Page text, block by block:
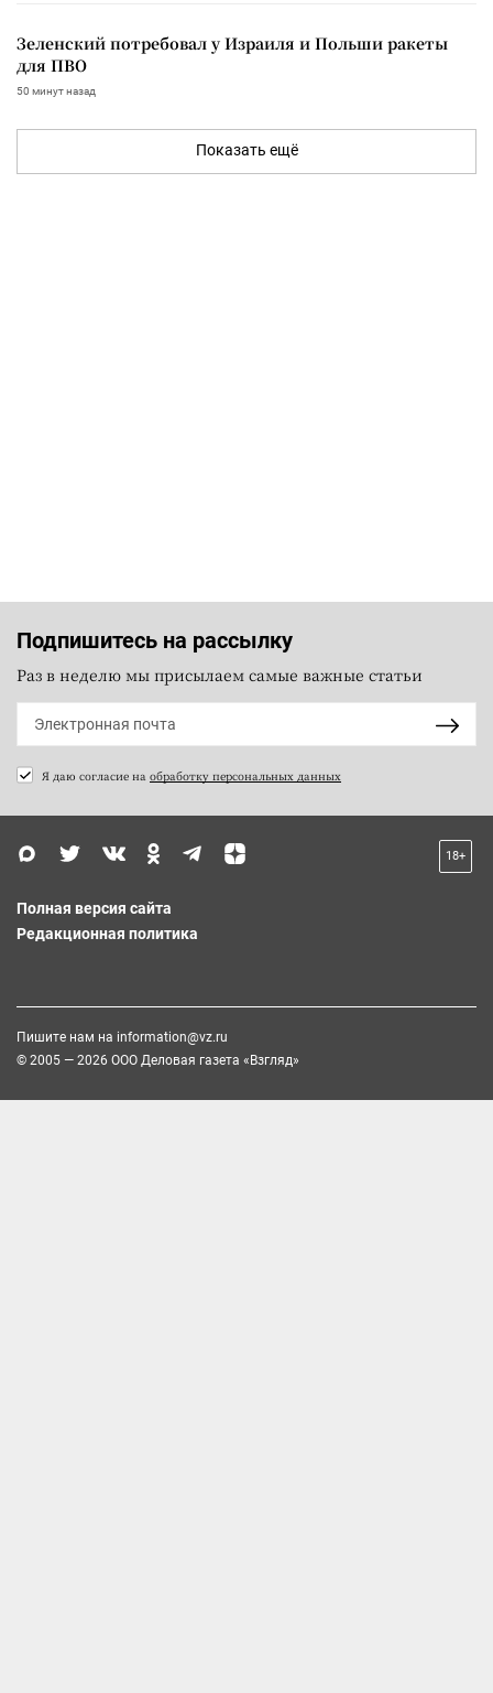
Зеленский потребовал у Израиля и Польши ракеты
для ПВО
50 минут назад
Показать ещё
Подпишитесь на рассылку
Раз в неделю мы присылаем самые важные статьи
Я даю согласие на обработку персональных данных
18+
Полная версия сайта
Редакционная политика
Пишите нам на information@vz.ru
© 2005 — 2026 ООО Деловая газета «Взгляд»